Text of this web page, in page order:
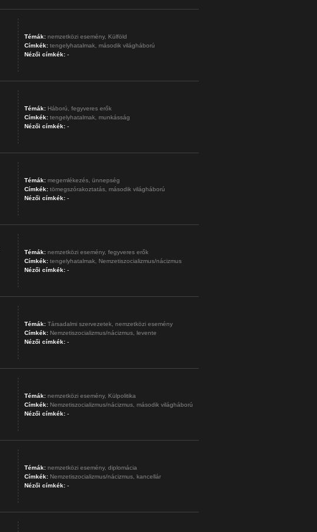
Témák: nemzetközi esemény, Külföld
Címkék: tengelyhatalmak, második világháború
Nézői címkék:-
Témák: Háború,
fegyveres erők
Címkék: tengelyhatalmak, munkásság
Nézői címkék:-
Témák: megemlékezés, ünnepség
Címkék: tömegszórakoztatás, második világháború
Nézői címkék:-
Témák: nemzetközi esemény, fegyveres erők
Címkék: tengelyhatalmak,
Nemzetiszocializmus/nácizmus
Nézői címkék:-
Témák: Társadalmi szervezetek, nemzetközi esemény
Címkék: Nemzetiszocializmus/nácizmus, levente
Nézői címkék:-
Témák: nemzetközi esemény, Külpolitika
Címkék: Nemzetiszocializmus/nácizmus, második világháború
Nézői címkék:-
Témák: nemzetközi esemény, diplomácia
Címkék: Nemzetiszocializmus/nácizmus, kancellár
Nézői címkék:-